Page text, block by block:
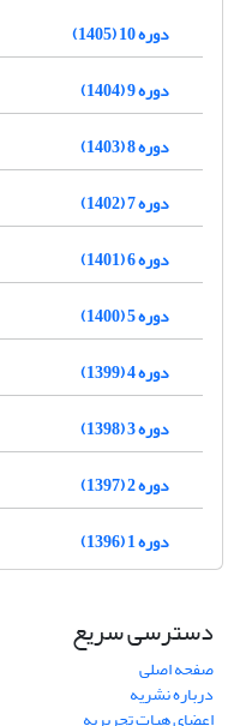
دوره 10 (1405)
دوره 9 (1404)
دوره 8 (1403)
دوره 7 (1402)
دوره 6 (1401)
دوره 5 (1400)
دوره 4 (1399)
دوره 3 (1398)
دوره 2 (1397)
دوره 1 (1396)
دسترسی سریع
صفحه اصلی
درباره نشریه
اعضای هیات تحریریه